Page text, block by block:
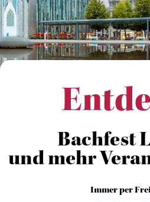
Bachfest
und mehr
Immer per